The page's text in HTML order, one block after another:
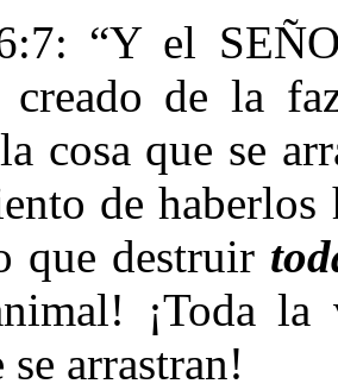
“Y el
creado de la
cosa que se
de haberlos
que destruir
¡Toda la
se arrastran!